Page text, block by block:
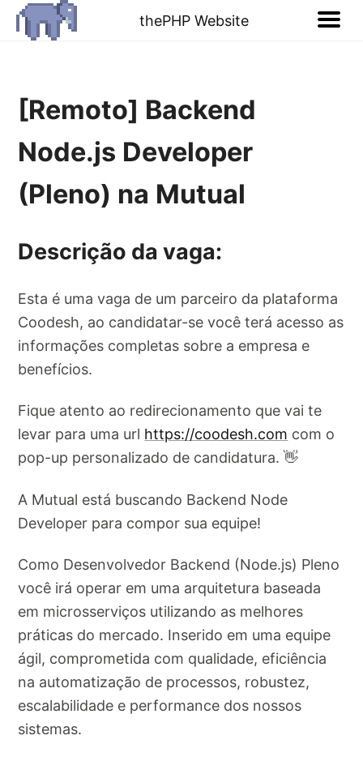
thePHP Website
[Remoto] Backend
Node.js Developer
(Pleno) na Mutual
Descrição da vaga:
Esta é uma vaga de um parceiro da plataforma
Coodesh, ao candidatar-se você terá acesso as
informações completas sobre a empresa e
benefícios.
Fique atento ao redirecionamento que vai te
levar para uma url https://coodesh.com com o
pop-up personalizado de candidatura. 👋
A Mutual está buscando Backend Node
Developer para compor sua equipe!
Como Desenvolvedor Backend (Node.js) Pleno
você irá operar em uma arquitetura baseada
em microsserviços utilizando as melhores
práticas do mercado. Inserido em uma equipe
ágil, comprometida com qualidade, eficiência
na automatização de processos, robustez,
escalabilidade e performance dos nossos
sistemas.